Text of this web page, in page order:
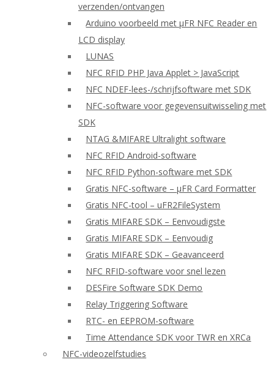
verzenden/ontvangen
Arduino voorbeeld met μFR NFC Reader en
LCD display
LUNAS
NFC RFID PHP Java Applet > JavaScript
NFC NDEF-lees-/schrijfsoftware met SDK
NFC-software voor gegevensuitwisseling met
SDK
NTAG &MIFARE Ultralight software
NFC RFID Android-software
NFC RFID Python-software met SDK
Gratis NFC-software – μFR Card Formatter
Gratis NFC-tool – uFR2FileSystem
Gratis MIFARE SDK – Eenvoudigste
Gratis MIFARE SDK – Eenvoudig
Gratis MIFARE SDK – Geavanceerd
NFC RFID-software voor snel lezen
DESFire Software SDK Demo
Relay Triggering Software
RTC- en EEPROM-software
Time Attendance SDK voor TWR en XRCa
NFC-videozelfstudies